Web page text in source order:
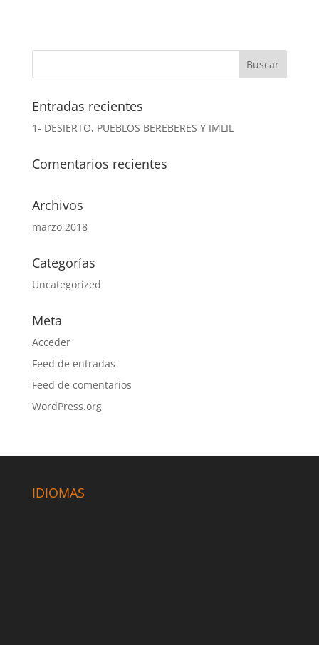
Entradas recientes
1- DESIERTO, PUEBLOS BEREBERES Y IMLIL
Comentarios recientes
Archivos
marzo 2018
Categorías
Uncategorized
Meta
Acceder
Feed de entradas
Feed de comentarios
WordPress.org
IDIOMAS